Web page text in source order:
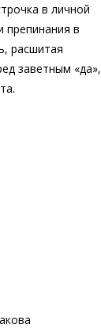
в личной
препинания в
расшитая
заветным «да»,